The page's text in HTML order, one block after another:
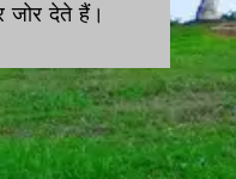
जोर देते हैं।